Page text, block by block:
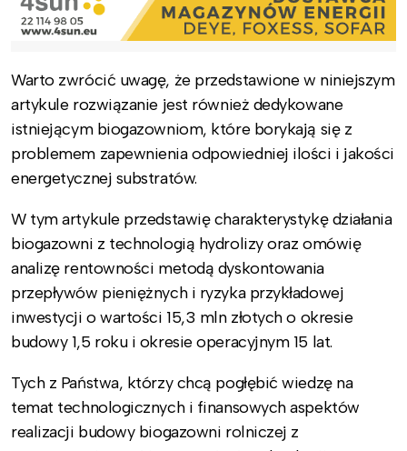
Warto zwrócić uwagę, że przedstawione w niniejszym
artykule rozwiązanie jest również dedykowane
istniejącym biogazowniom, które borykają się z
problemem zapewnienia odpowiedniej ilości i jakości
energetycznej substratów.
W tym artykule przedstawię charakterystykę działania
biogazowni z technologią hydrolizy oraz omówię
analizę rentowności metodą dyskontowania
przepływów pieniężnych i ryzyka przykładowej
inwestycji o wartości 15,3 mln złotych o okresie
budowy 1,5 roku i okresie operacyjnym 15 lat.
Tych z Państwa, którzy chcą pogłębić wiedzę na
temat technologicznych i finansowych aspektów
realizacji budowy biogazowni rolniczej z